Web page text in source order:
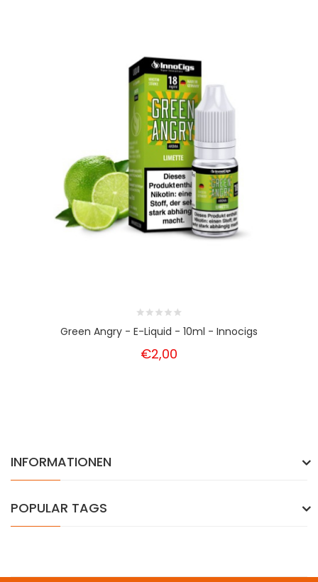
Green Angry - E-Liquid - 10ml - Innocigs
€2,00
INFORMATIONEN
POPULAR TAGS